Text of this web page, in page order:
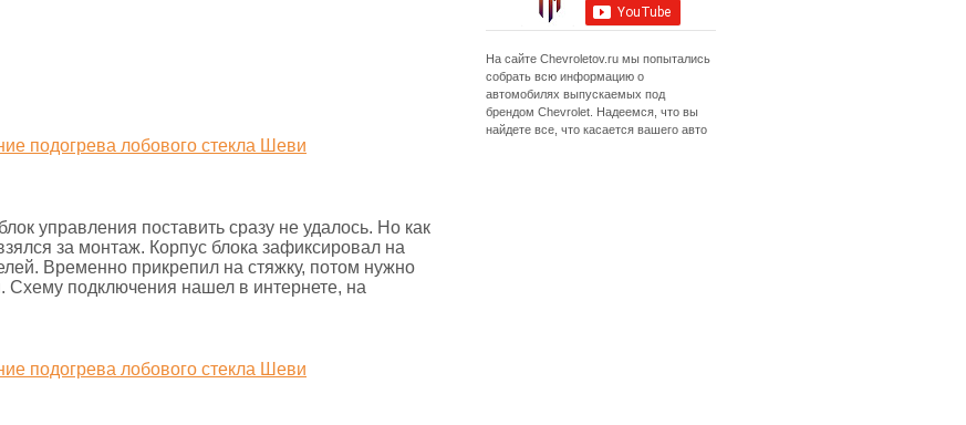
управления поставить сразу не удалось. Но как
за монтаж. Корпус блока зафиксировал на
Временно прикрепил на стяжку, потом нужно
Схему подключения нашел в интернете, на
На сайте Chevroletov.ru мы попытались
собрать всю информацию о
автомобилях выпускаемых под
брендом Chevrolet. Надеемся, что вы
найдете все, что касается вашего авто